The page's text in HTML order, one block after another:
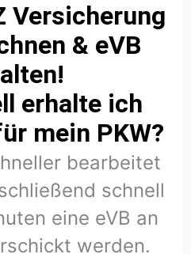
Versicherung
& eVB
erhalte ich
mein PKW?
bearbeitet
schnell
eine eVB an
werden.